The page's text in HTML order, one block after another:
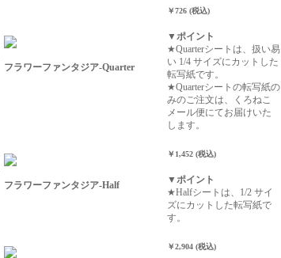
フラワーファンタジア-Quarter
￥726 (税込)
▼ポイント
★Quarterシートは、扱い易
い 1/4 サイズにカットした
転写紙です。
★Quarterシートの転写紙の
みのご注文は、くろねこ
メール便にてお届けいた
します。
フラワーファンタジア-Half
￥1,452 (税込)
▼ポイント
★Halfシートは、1/2 サイ
ズにカットした転写紙で
す。
￥2,904 (税込)